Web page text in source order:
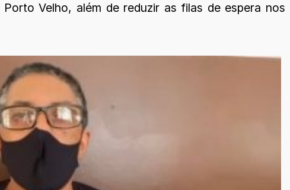
Velho, além de reduzir as filas de espera nos